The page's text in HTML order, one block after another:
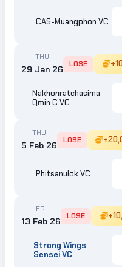
CAS-Muangphon VC
THU
29 Jan 26
Nakhonratchasima
Qmin C VC
LOSE
THU
5 Feb 26
Phitsanulok VC
LOSE
FRI
13 Feb 26
Strong Wings
Sensei VC
LOSE